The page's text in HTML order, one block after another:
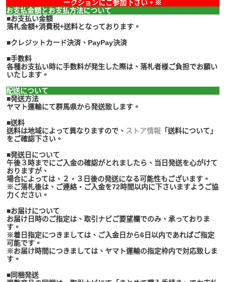
ークションにご参加下さい。※
お支払金額とお支払方法について
■お支払い金額
落札金額+消費税+送料となっております。
■クレジットカード決済、PayPay決済
■手数料
各種お支払い時に手数料が発生した際は、落札者様ご負担でお願い
いたします。
配送について
■発送方法
ヤマト運輸にて群馬県から発送致します。
■送料
送料は地域によって異なりますので、 ストア情報「送料について」
をご確認下さい。
■発送日について
午後３時までにご入金の確認がとれましたら、当日発送を心がけて
おりますが、
場合によっては、２・３日後の発送になる可能性もございます。
※ご落札後は、ご連絡・ご入金を72時間以内に下さいますようご協
力ください。
■お届けについて
お届け日時のご指定は、取引ナビご要望欄でのみ、承っておりま
す。
※着日指定につきましては、ご入金日から6日以内であればご指定
可能です。
※お届け時間につきましては、ヤマト運輸の指定枠内で対応致しま
す。
■同梱発送